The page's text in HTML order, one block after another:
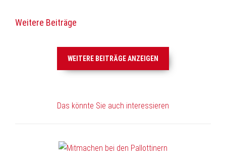
Mail
Weitere Beiträge
WEITERE BEITRÄGE ANZEIGEN
Das könnte Sie auch interessieren